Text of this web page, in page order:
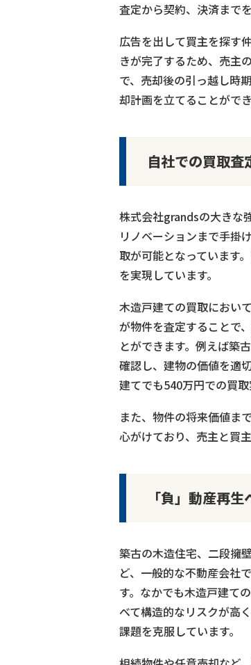
査定から契約、決済まで
広告を出して買主を探す
きが完了するため、売主
で、売却後の引っ越し時
却計画を立てることができ
自社での買取査
株式会社grandsの大きな
リノベーションまで手掛
取が可能となっています
を実現しています。
木造戸建ての買取におい
が物件を査定することで
とができます。例えば築
確認し、建物の価値を適
建てでも540万円での買
また、物件の将来価値ま
心がけており、売主と買
「負」動産再
築古の木造住宅、二段擁
ど、一般的な不動産会社
す。なかでも木造戸建て
べて構造的なリスクが高
課題を克服しています。